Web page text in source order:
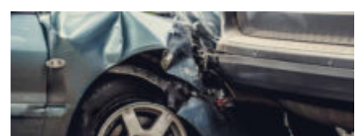
URMĂRIRE
pe
Șoseaua
Constanței
Mangalia:
Un
șofer